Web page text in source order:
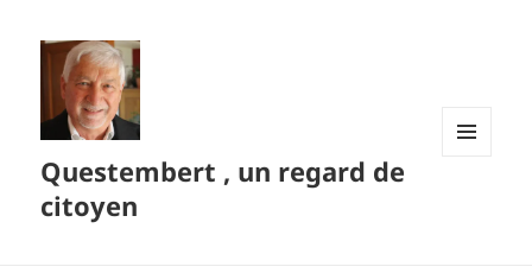
Questembert , un regard de
citoyen